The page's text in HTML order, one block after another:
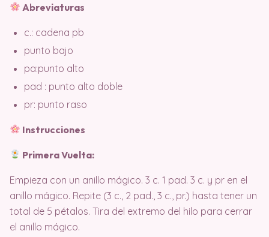
Abreviaturas
c.: cadena pb
punto bajo
pa:punto alto
pad : punto alto doble
pr: punto raso
Instrucciones
Primera Vuelta:
Empieza con un anillo mágico. 3 c. 1 pad. 3 c. y pr en el
anillo mágico. Repite (3 c., 2 pad., 3 c., pr.) hasta tener un
total de 5 pétalos. Tira del extremo del hilo para cerrar
el anillo mágico.